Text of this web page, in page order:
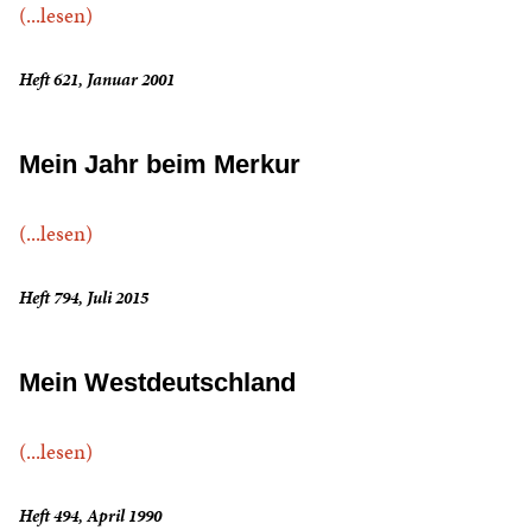
(...lesen)
Heft 621, Januar 2001
Mein Jahr beim Merkur
(...lesen)
Heft 794, Juli 2015
Mein Westdeutschland
(...lesen)
Heft 494, April 1990